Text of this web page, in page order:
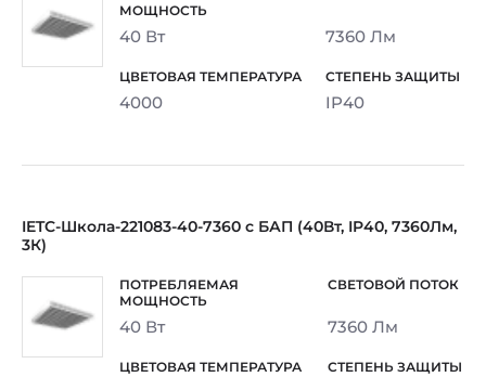
40 Вт 7360 Лм
4000 IP40
IETC-Школа-221083-40-7360 с БАП (40Вт, IP40, 7360Лм,
3К)
40 Вт 7360 Лм